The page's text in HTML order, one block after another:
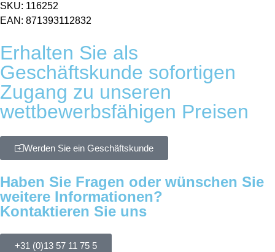
SKU: 116252
EAN: 871393112832
Erhalten Sie als
Geschäftskunde sofortigen
Zugang zu unseren
wettbewerbsfähigen Preisen
Werden Sie ein Geschäftskunde
Haben Sie Fragen oder wünschen Sie
weitere Informationen?
Kontaktieren Sie uns
+31 (0)13 57 11 75 5